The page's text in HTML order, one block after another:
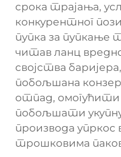
срока трајања,
конкурентног
пупка за пупкање
читав ланц
својства
побољшана
отпад,
побољшати
производа
трошковима